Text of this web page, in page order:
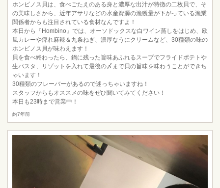
ホンビノス貝は、食べごたえのある身と濃厚な出汁が特徴の二枚貝で、そ
の美味しさから、近年アサリなどの水産資源の漁獲量が下がっている漁業
関係者からも注目されている食材なんですよ！
本日から『Hombino』では、オーソドックスな白ワイン蒸しをはじめ、欧
風カレーや痺れ麻辣＆九条ねぎ、濃厚なうにクリームなど、30種類の味の
ホンビノス貝が味わえます！
貝を食べ終わったら、鍋に残った旨味あふれるスープでフライドポテトや
生パスタ、リゾットを入れて最後の〆まで貝の旨味を味わうことができち
ゃいます！
30種類のフレーバーがあるので迷っちゃいますね！
スタッフからもオススメの味をぜひ聞いてみてください！
本日も23時まで営業中！
約7年前